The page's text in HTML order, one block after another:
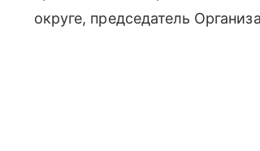
округе, председатель